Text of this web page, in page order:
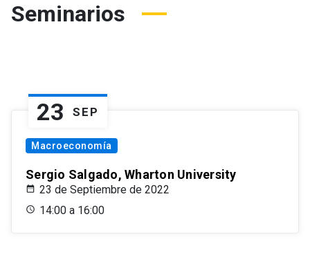
Seminarios
23 SEP
Macroeconomía
Sergio Salgado, Wharton University
23 de Septiembre de 2022
14:00 a 16:00